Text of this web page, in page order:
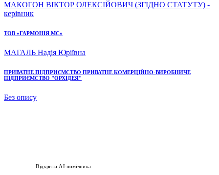
МАКОГОН ВІКТОР ОЛЕКСІЙОВИЧ (ЗГІДНО СТАТУТУ) -
керівник
ТОВ «ГАРМОНІЯ МС»
МАГАЛЬ Надія Юріївна
ПРИВАТНЕ ПІДПРИЄМСТВО ПРИВАТНЕ КОМЕРЦІЙНО-ВИРОБНИЧЕ
ПІДПРИЄМСТВО "ОРХІДЕЯ"
Без опису
Відкрити AI-помічника